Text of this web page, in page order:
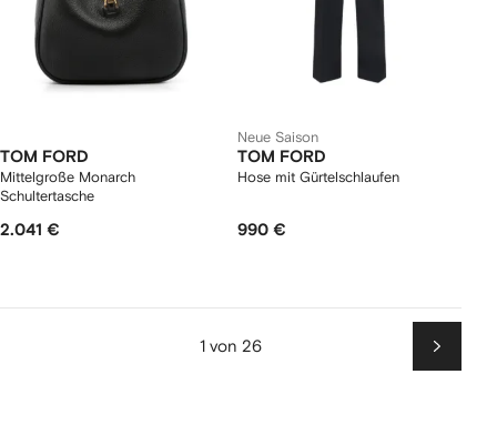
TOM FORD
Mittelgroße Monarch
Schultertasche
2.041 €
Neue Saison
TOM FORD
Hose mit Gürtelschlaufen
990 €
1 von 26
Weiter